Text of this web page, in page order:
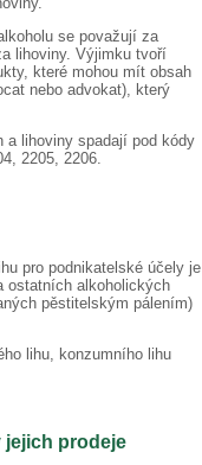
se považují za
lihoviny. Výjimku tvoří
které mohou mít obsah
nebo advokat), který
a lihoviny spadají pod kódy
2205, 2206.
pro podnikatelské účely je
ostatních alkoholických
pěstitelským pálením)
lihu, konzumního lihu
jejich prodeje